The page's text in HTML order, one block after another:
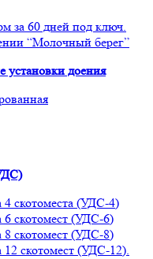
за 60 дней под ключ.
“Молочный берег”
установки доения
4 скотоместа (УДС-4)
6 скотомест (УДС-6)
8 скотомест (УДС-8)
12 скотомест (УДС-12).